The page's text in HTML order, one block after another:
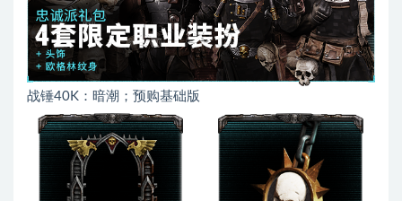
战锤40K：暗潮；预购基础版